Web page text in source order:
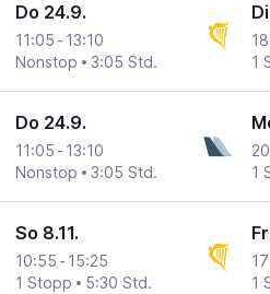
Do 24.9.
11:05 - 13:10
Nonstop
3:05 Std.
1
Do 24.9.
11:05 - 13:10
Nonstop
3:05 Std.
1
So 8.11.
10:55 - 15:25
1 Stopp
5:30 Std.
1